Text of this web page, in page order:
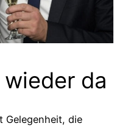
da
Gelegenheit, die